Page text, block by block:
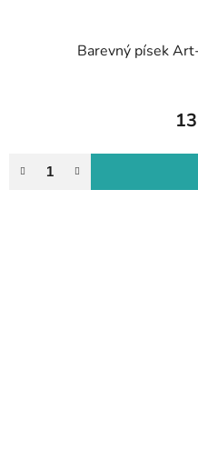
Barevný písek